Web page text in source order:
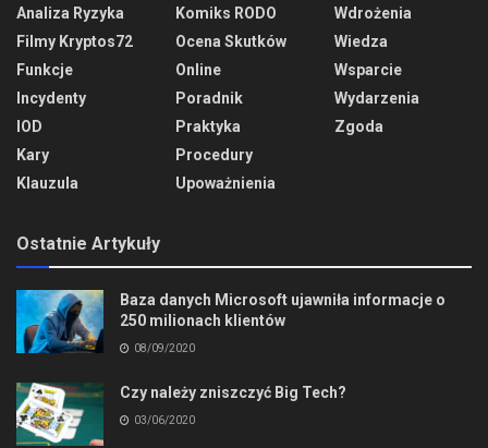
Analiza Ryzyka
Filmy Kryptos72
Funkcje
Incydenty
IOD
Kary
Klauzula
Komiks RODO
Ocena Skutków
Online
Poradnik
Praktyka
Procedury
Upoważnienia
Wdrożenia
Wiedza
Wsparcie
Wydarzenia
Zgoda
Ostatnie Artykuły
Baza danych Microsoft ujawniła informacje o
250 milionach klientów
08/09/2020
Czy należy zniszczyć Big Tech?
03/06/2020